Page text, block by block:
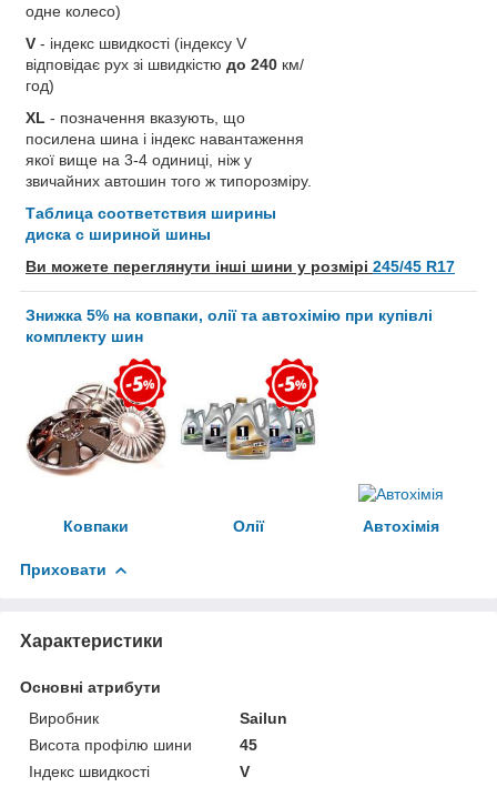
одне колесо)
V - індекс швидкості (індексу V
відповідає рух зі швидкістю до 240 км/
год)
XL - позначення вказують, що
посилена шина і індекс навантаження
якої вище на 3-4 одиниці, ніж у
звичайних автошин того ж типорозміру.
Таблица соответствия ширины
диска с шириной шины
Ви можете переглянути інші шини у розмірі 245/45 R17
Знижка 5% на ковпаки, олії та автохімію при купівлі
комплекту шин
Ковпаки Олії Автохімія
Приховати
Характеристики
Основні атрибути
Виробник
Sailun
Висота профілю шини
45
Індекс швидкості
V